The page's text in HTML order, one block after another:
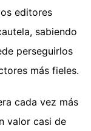
editores
sabiendo
perseguirlos
más fieles.
cada vez más
valor casi de